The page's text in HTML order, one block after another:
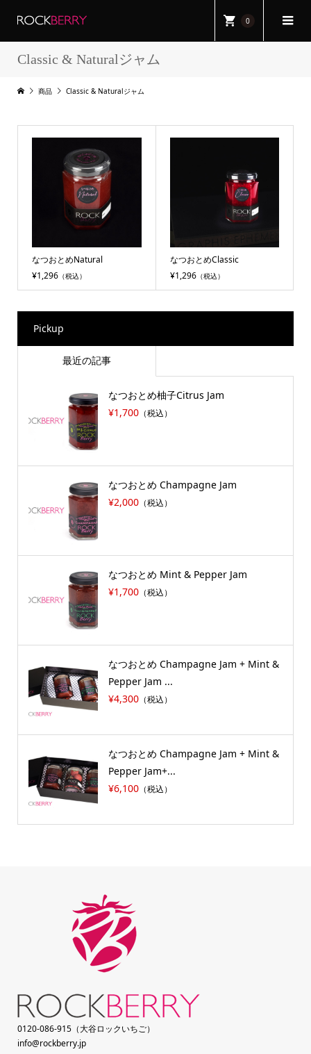
0
Classic & Naturalジャム
商品 Classic & Naturalジャム
なつおとめNatural
¥1,296（税込）
なつおとめClassic
¥1,296（税込）
Pickup
最近の記事
なつおとめ柚子Citrus Jam
¥1,700（税込）
なつおとめ Champagne Jam
¥2,000（税込）
なつおとめ Mint & Pepper Jam
¥1,700（税込）
なつおとめ Champagne Jam + Mint &
Pepper Jam ...
¥4,300（税込）
なつおとめ Champagne Jam + Mint &
Pepper Jam+...
¥6,100（税込）
0120-086-915（大谷ロックいちご）
info@rockberry.jp